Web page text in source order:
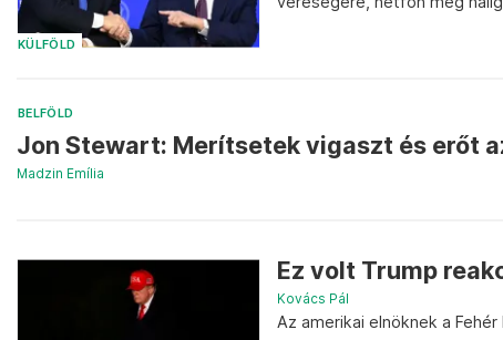
KÜLFÖLD
BELFÖLD
Jon Stewart: Merítsetek vigaszt és erőt
Madzin Emília
Ez volt Trump
Kovács Pál
Az amerikai elnöknek a